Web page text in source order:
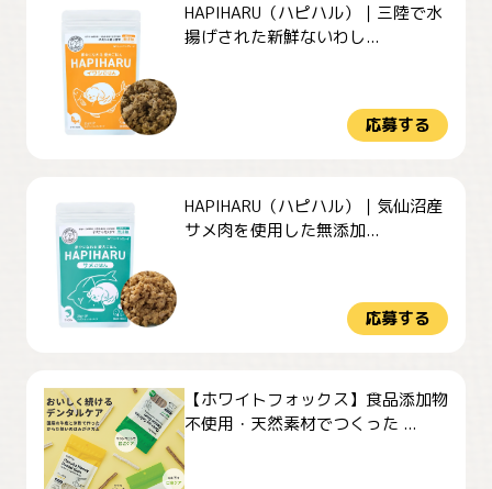
HAPIHARU（ハピハル）｜三陸で水
揚げされた新鮮ないわし...
応募する
HAPIHARU（ハピハル）｜気仙沼産
サメ肉を使用した無添加...
応募する
【ホワイトフォックス】食品添加物
不使用・天然素材でつくった ...